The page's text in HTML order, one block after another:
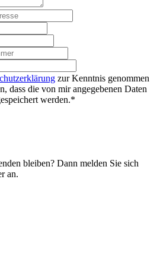
zur Kenntnis genommen
dass die von mir angegebenen Daten
werden.*
bleiben? Dann melden Sie sich
an.